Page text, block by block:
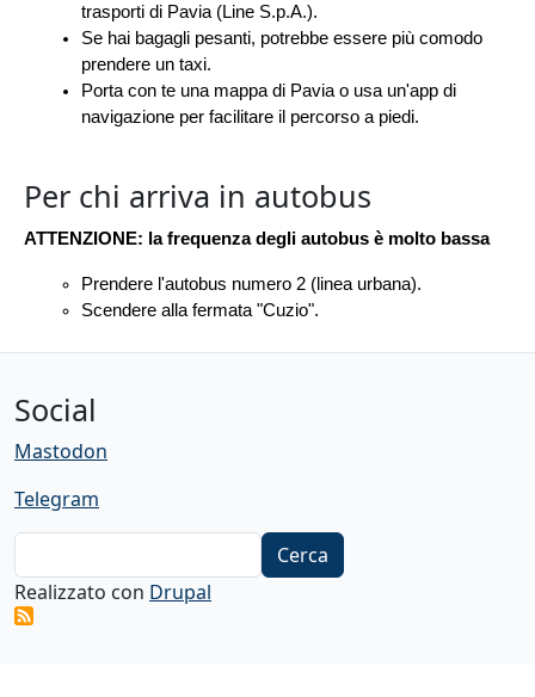
trasporti di Pavia (Line S.p.A.).
Se hai bagagli pesanti, potrebbe essere più comodo
prendere un taxi.
Porta con te una mappa di Pavia o usa un'app di
navigazione per facilitare il percorso a piedi.
Per chi arriva in autobus
ATTENZIONE: la frequenza degli autobus è molto bassa
Prendere l'autobus numero 2 (linea urbana).
Scendere alla fermata "Cuzio".
Social
Mastodon
Telegram
Realizzato con Drupal